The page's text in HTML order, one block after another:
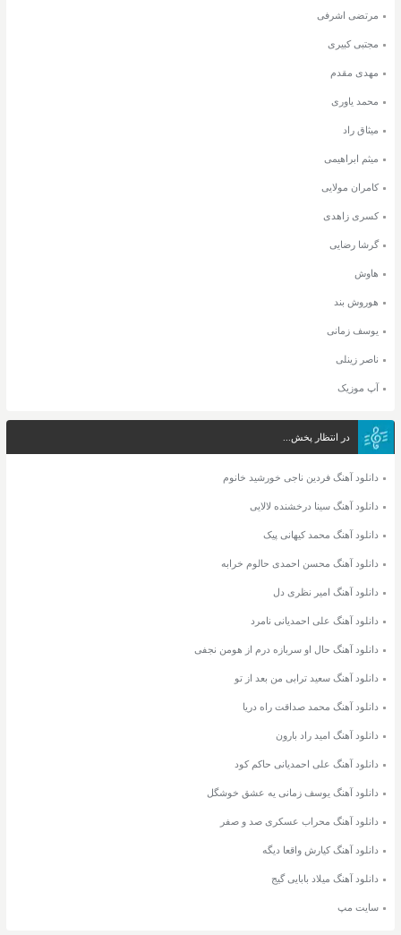
مرتضی اشرفی
مجتبی کبیری
مهدی مقدم
محمد یاوری
میثاق راد
میثم ابراهیمی
کامران مولایی
کسری زاهدی
گرشا رضایی
هاوش
هوروش بند
یوسف زمانی
ناصر زینلی
آپ موزیک
در انتظار پخش...
دانلود آهنگ فردین ناجی خورشید خانوم
دانلود آهنگ سینا درخشنده لالایی
دانلود آهنگ محمد کیهانی پیک
دانلود آهنگ محسن احمدی حالوم خرابه
دانلود آهنگ امیر نظری دل
دانلود آهنگ علی احمدیانی نامرد
دانلود آهنگ حال او سربازه درم از هومن نجفی
دانلود آهنگ سعید ترابی من بعد از تو
دانلود آهنگ محمد صداقت راه دریا
دانلود آهنگ امید راد بارون
دانلود آهنگ علی احمدیانی حاکم کود
دانلود آهنگ یوسف زمانی یه عشق خوشگل
دانلود آهنگ محراب عسکری صد و صفر
دانلود آهنگ کیارش واقعا دیگه
دانلود آهنگ میلاد بابایی گیج
سایت مپ